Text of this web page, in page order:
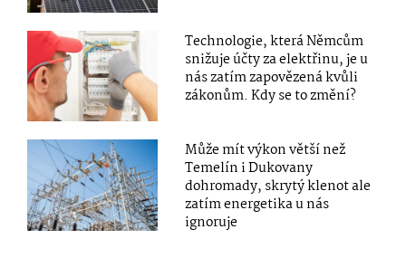
Technologie, která Němcům
snižuje účty za elektřinu, je u
nás zatím zapovězená kvůli
zákonům. Kdy se to změní?
Může mít výkon větší než
Temelín i Dukovany
dohromady, skrytý klenot ale
zatím energetika u nás
ignoruje